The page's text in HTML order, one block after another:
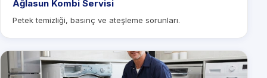
Ağlasun Kombi Servisi
Petek temizliği, basınç ve ateşleme sorunları.